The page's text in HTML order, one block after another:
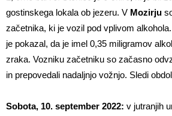
gostinskega lokala ob jezeru. V Mozirju
začetnika, ki je vozil pod vplivom
je pokazal, da je imel 0,35 miligramov
zraka. Vozniku začetniku so začasno
in prepovedali nadaljnjo vožnjo. Sledi
Sobota, 10. september 2022: v jutranjih